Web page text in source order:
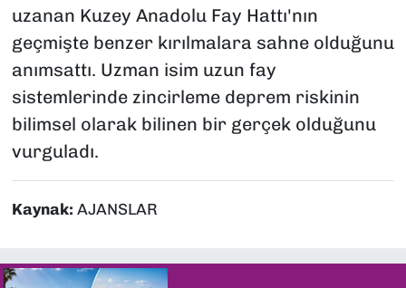
uzanan Kuzey Anadolu Fay Hattı'nın
geçmişte benzer kırılmalara sahne olduğunu
anımsattı. Uzman isim uzun fay
sistemlerinde zincirleme deprem riskinin
bilimsel olarak bilinen bir gerçek olduğunu
vurguladı.
Kaynak: AJANSLAR